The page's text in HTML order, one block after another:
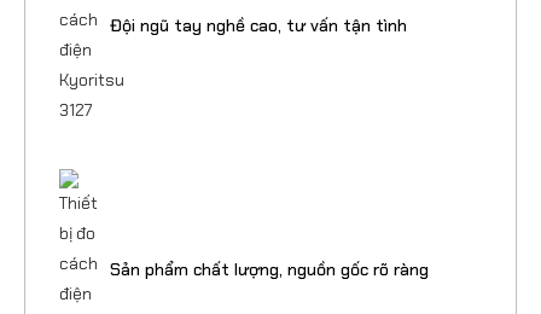
Đội ngũ tay nghề cao, tư vấn tận tình
Sản phẩm chất lượng, nguồn gốc rõ ràng